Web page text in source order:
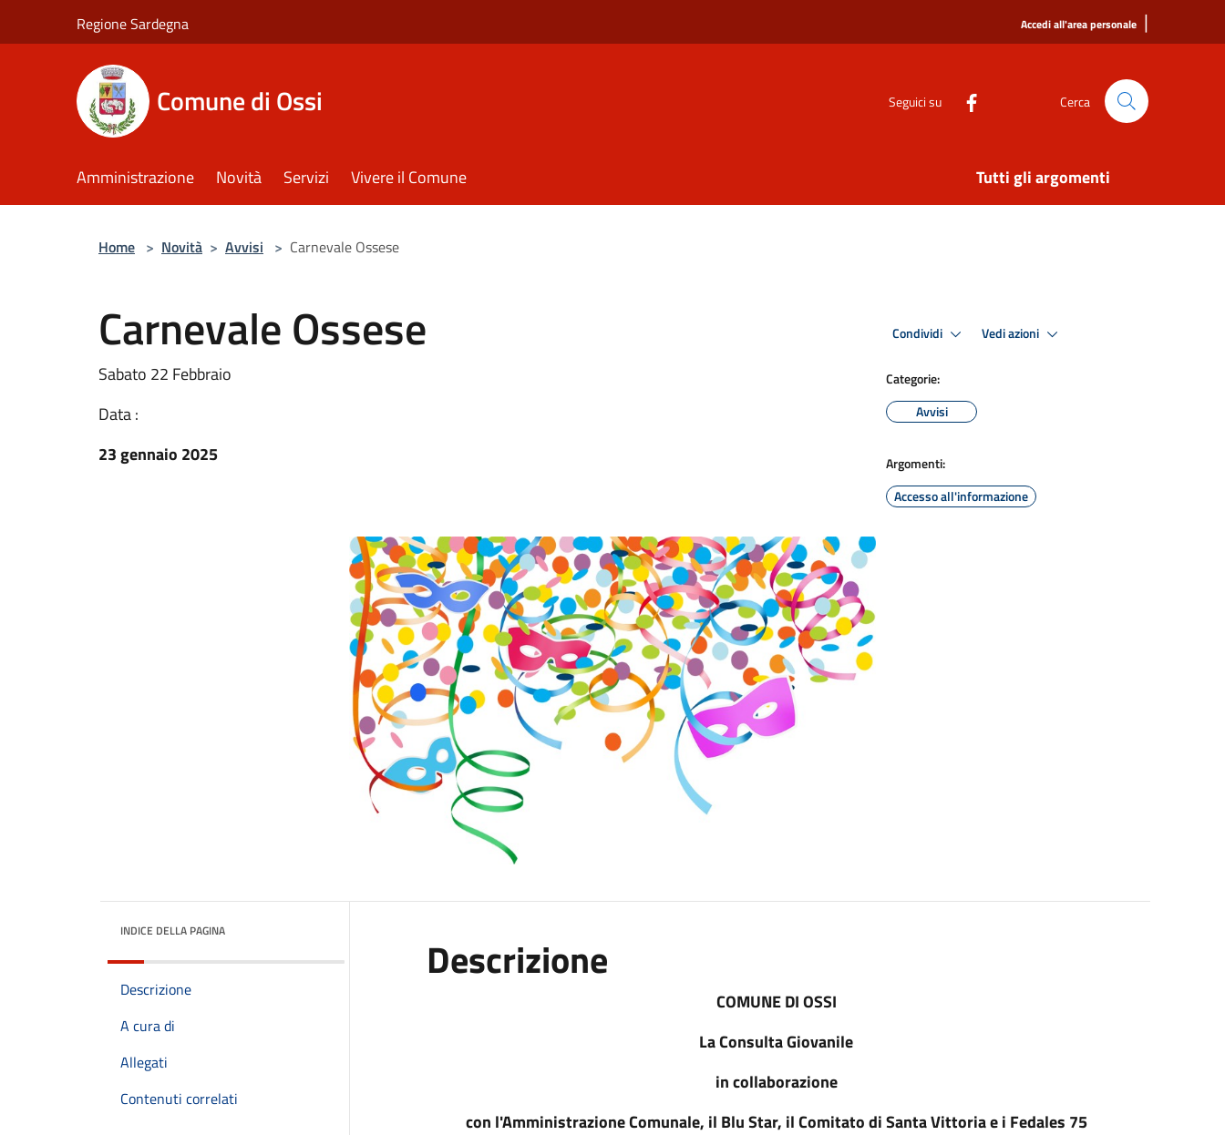
Regione Sardegna Accedi all'area personale |
Comune di Ossi Seguici su Cerca
Amministrazione Novità Servizi Vivere il Comune Tutti gli argomenti
Home > Novità > Avvisi > Carnevale Ossese
Carnevale Ossese
Sabato 22 Febbraio
Data :
23 gennaio 2025
Condividi Vedi azioni
Categorie:
Avvisi
Argomenti:
Accesso all'informazione
INDICE DELLA PAGINA
Descrizione
A cura di
Allegati
Contenuti correlati
Descrizione
COMUNE DI OSSI
La Consulta Giovanile
in collaborazione
con l'Amministrazione Comunale, il Blu Star, il Comitato di Santa Vittoria e i Fedales 75